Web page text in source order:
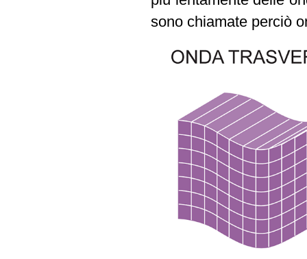
sono chiamate perciò